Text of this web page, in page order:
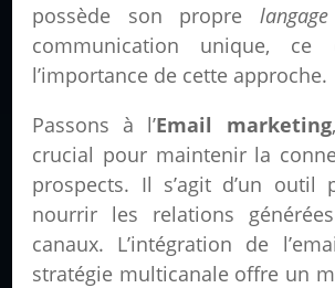
possède son propre langage
communication unique, ce
l’importance de cette approche.
Passons à l’Email marketing
crucial pour maintenir la
prospects. Il s’agit d’un outil
nourrir les relations
canaux. L’intégration de
stratégie multicanale offre un